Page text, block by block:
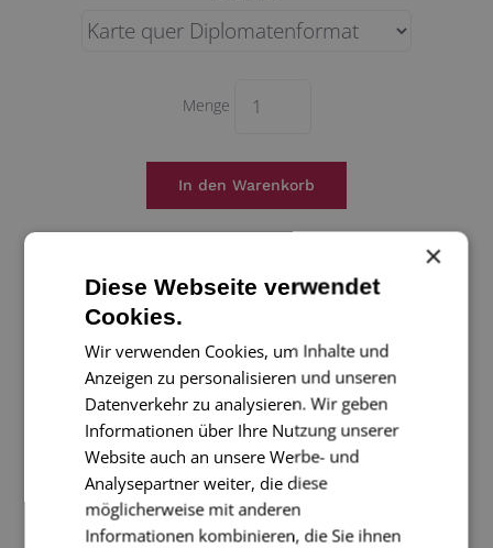
Menge
Es ist nie zu spät für ein paar liebe Worte oder eine
Liebeserklärung. Diese Karte ist perfekt für einen
lieben Gruß an - die oder den - Liebsten. Auch die
beste Freundin oder liebe Mami freut sich sicherlich
über fröhliche Grüße.
2-seitige Karte, Diplomatenformat quer, 17cm x
11cm, mit pink gefüttertem Umschlag.
×
Diese Webseite verwendet
Cookies.
Wir verwenden Cookies, um Inhalte und
Anzeigen zu personalisieren und unseren
Datenverkehr zu analysieren. Wir geben
Informationen über Ihre Nutzung unserer
Website auch an unsere Werbe- und
Analysepartner weiter, die diese
möglicherweise mit anderen
Informationen kombinieren, die Sie ihnen